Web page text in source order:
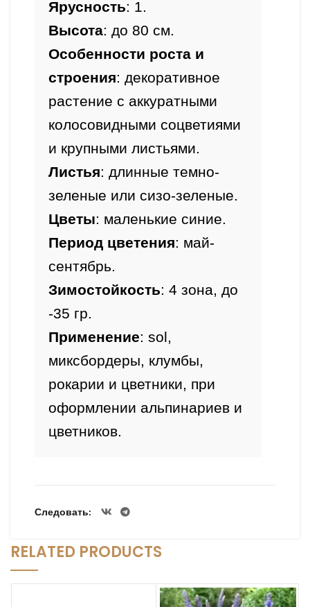
Ярусность: 1.
Высота
Особенности роста и
строения: декоративное
растение с аккуратными
колосовидными соцветиями
и крупными листьями.
Листья: длинные темно-
Цветы
Период цветения: май-
сентябрь.
Зимостойкость: 4 зона, до
-35 гр.
Применение: sol,
миксбордеры, клумбы,
рокарии и цветники, при
оформлении альпинариев и
цветников.
Следовать
RELATED PRODUCTS